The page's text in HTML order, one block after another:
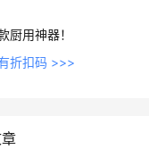
厨用神器！
折扣码 >>>